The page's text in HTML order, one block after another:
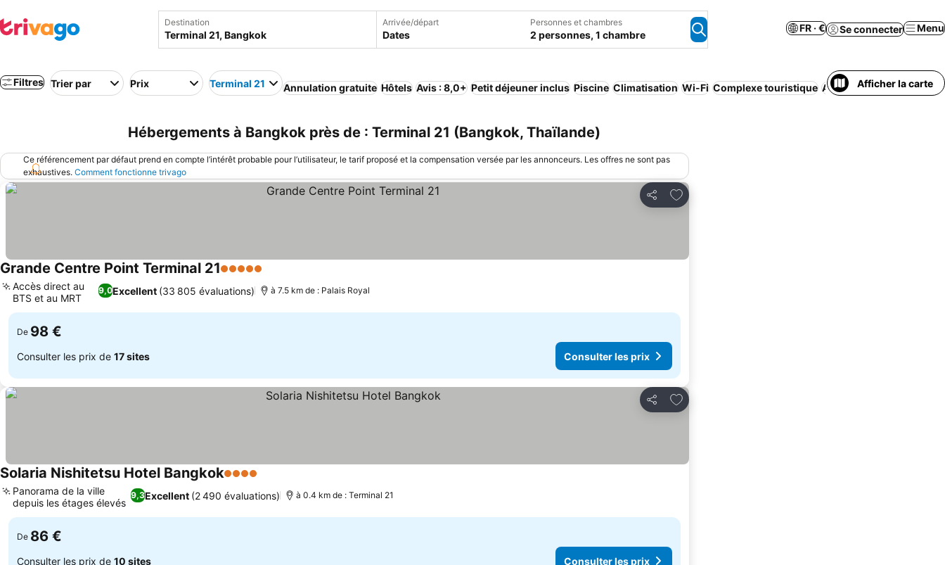
Destination Arrivée/départ
Dates
Personnes et chambres
2 personnes, 1 chambre
FR · € Se connecter Menu
Filtres Trier par Prix Terminal 21 Annulation gratuite Hôtels Avis : 8,0+ Petit déjeuner inclus Piscine Climatisation Wi-Fi Complexe touristique Appart’hôtel Luxueux
Afficher la carte
Hébergements à Bangkok près de : Terminal 21 (Bangkok, Thaïlande)
Ce référencement par défaut prend en compte l’intérêt probable pour l’utilisateur, le tarif proposé et la compensation versée par les annonceurs. Les offres ne sont pas
exhaustives. Comment fonctionne trivago
Partager
Ajouter à mes favoris
Grande Centre Point Terminal 215 Étoiles
9,0Excellent (33 805 évaluations)
Accès direct au
BTS et au MRT
à 7.5 km de : Palais Royal
De 98 €
Consulter les prix de 17 sites Consulter les prix
Partager
Ajouter à mes favoris
Solaria Nishitetsu Hotel Bangkok4 Étoiles
9,3Excellent (2 490 évaluations)
Panorama de la ville
depuis les étages élevés
à 0.4 km de : Terminal 21
De 86 €
Consulter les prix de 10 sites Consulter les prix